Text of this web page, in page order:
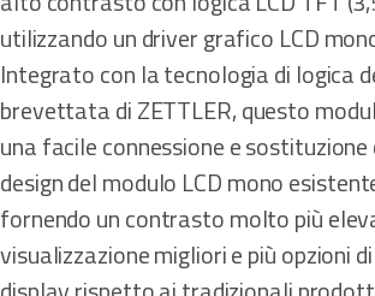
utilizzando un driver grafico LCD
Integrato con la tecnologia di logica
brevettata di ZETTLER, questo
una facile connessione e sostituzione
design del modulo LCD mono
fornendo un contrasto molto più
visualizzazione migliori e più opzioni